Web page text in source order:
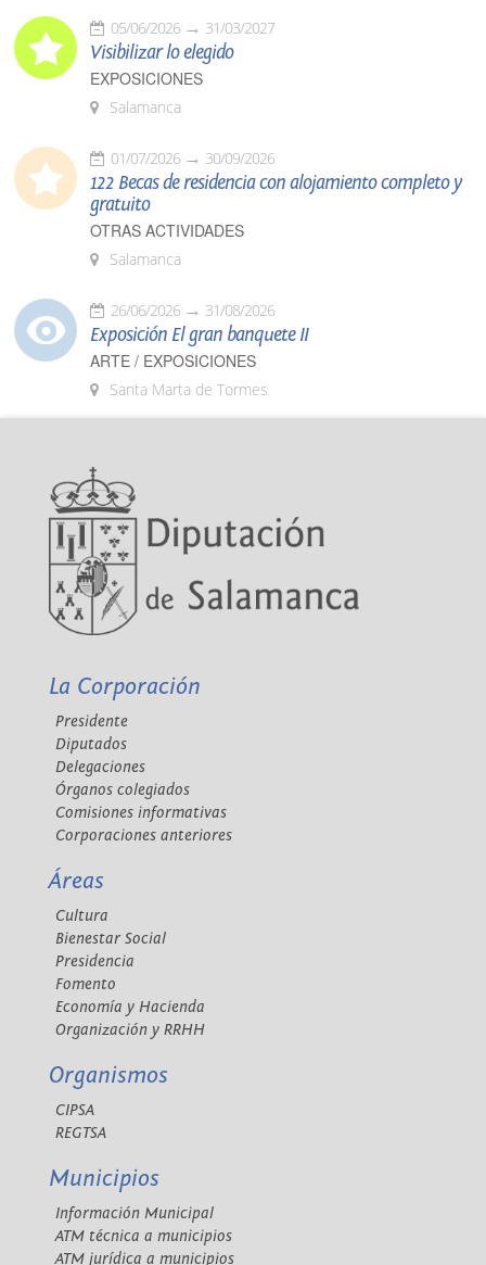
05/06/2026 31/03/2027
Visibilizar lo elegido
EXPOSICIONES
Salamanca
01/07/2026 30/09/2026
122 Becas de residencia con alojamiento completo y
gratuito
OTRAS ACTIVIDADES
Salamanca
26/06/2026 31/08/2026
Exposición El gran banquete II
ARTE / EXPOSICIONES
Santa Marta de Tormes
La Corporación
Presidente
Diputados
Delegaciones
Órganos colegiados
Comisiones informativas
Corporaciones anteriores
Áreas
Cultura
Bienestar Social
Presidencia
Fomento
Economía y Hacienda
Organización y RRHH
Organismos
CIPSA
REGTSA
Municipios
Información Municipal
ATM técnica a municipios
ATM jurídica a municipios